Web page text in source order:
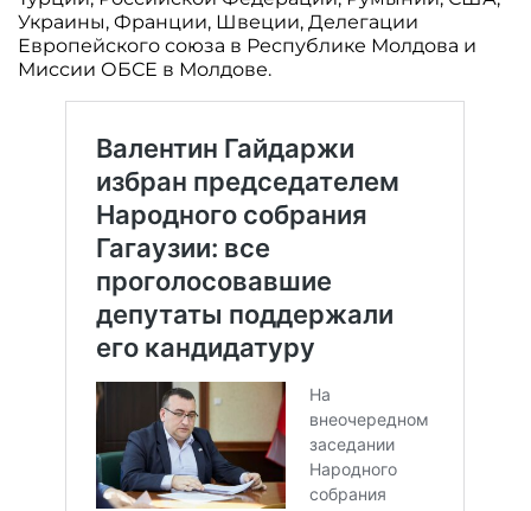
Украины, Франции, Швеции, Делегации
Европейского союза в Республике Молдова и
Миссии ОБСЕ в Молдове.